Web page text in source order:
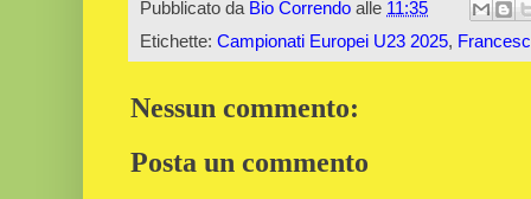
Pubblicato da Bio Correndo alle 11:35
Etichette: Campionati Europei U23 2025,
Nessun commento:
Posta un commento